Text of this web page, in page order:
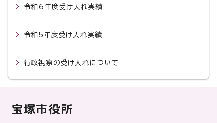
令和6年度受け入れ実績
令和5年度受け入れ実績
行政視察の受け入れについて
宝塚市役所